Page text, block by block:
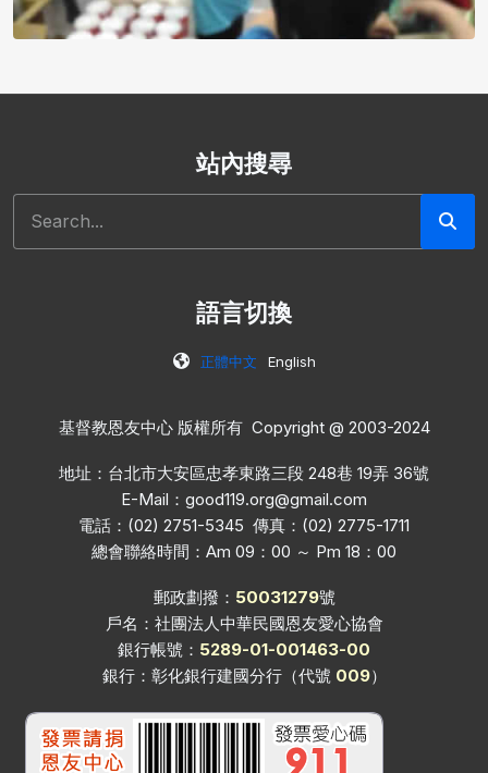
站內搜尋
語言切換
正體中文 English
基督教恩友中心 版權所有 Copyright @ 2003-2024
地址：台北市大安區忠孝東路三段 248巷 19弄 36號
E-Mail： good119.org@gmail.com
電話：(02) 2751-5345 傳真：(02) 2775-1711
總會聯絡時間：Am 09：00 ～ Pm 18：00
郵政劃撥： 50031279號
戶名：社團法人中華民國恩友愛心協會
銀行帳號： 5289-01-001463-00
銀行：彰化銀行建國分行（代號 009）